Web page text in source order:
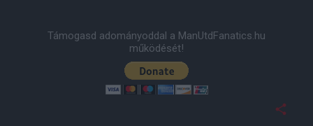
Támogasd adományoddal a ManUtdFanatics.hu
működését!